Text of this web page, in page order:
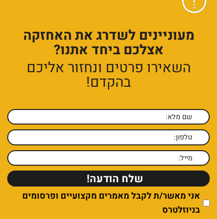
מעוניינים לשדרג את האחזקה
אצלכם ביחד אתנו?
השאירו פרטים ונחזור אליכם
בהקדם!
אני מאשר/ת לקבל מאמרים מקצועיים ופרסומים
בניוזלטרס